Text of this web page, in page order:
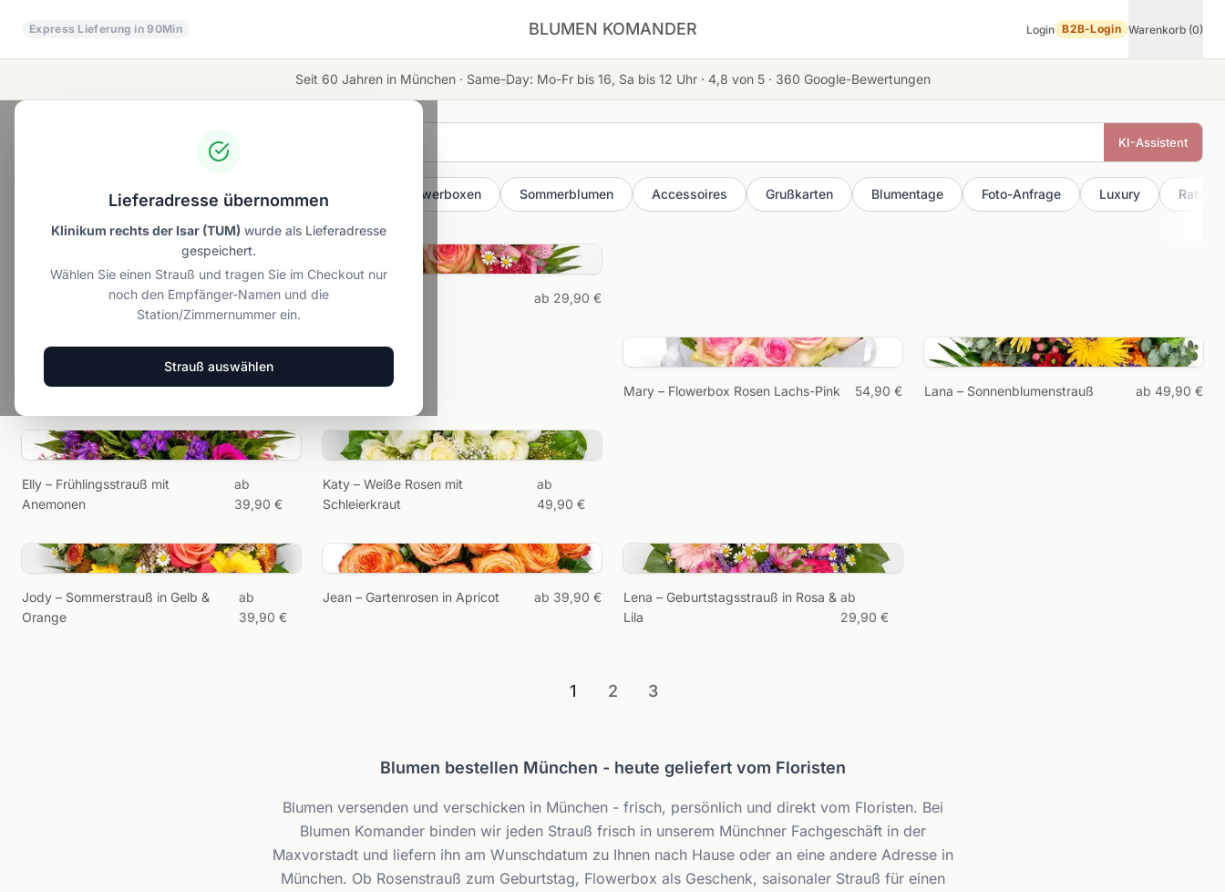
Express Lieferung in 90Min BLUMEN KOMANDER Login B2B-Login Warenkorb (0)
Seit 60 Jahren in München · Same-Day: Mo-Fr bis 16, Sa bis 12 Uhr · 4,8 von 5 · 360 Google-Bewertungen
Lieferadresse übernommen
Klinikum rechts der Isar (TUM) wurde als Lieferadresse
gespeichert.
Wählen Sie einen Strauß und tragen Sie im Checkout nur
noch den Empfänger-Namen und die
Station/Zimmernummer ein.
Strauß auswählen
KI-Assistent
Unser Angebot Alle Blumen Rosensträuße Flowerboxen Sommerblumen Accessoires Grußkarten Blumentage Foto-Anfrage Luxury
ab 20,00 € Kate ab 29,90 €
Nomi – Rote Rosen klassisch ab 49,90 €
erinnern,
Sie
schenken.
Wunschdaten speichern und wir erinnern
Sie rechtzeitig an Ihre Blumengrüße.
Mary – Flowerbox Rosen Lachs-Pink 54,90 € Lana – Sonnenblumenstrauß ab 49,90 €
Elly – Frühlingsstrauß mit
Anemonen
ab
39,90 €
Katy – Weiße Rosen mit
Schleierkraut
ab
49,90 €
Jody – Sommerstrauß in Gelb &
Orange
ab
39,90 €
Jean – Gartenrosen in Apricot ab 39,90 €
Lena – Geburtstagsstrauß in Rosa &
Lila
ab
29,90 €
1 2 3
Blumen bestellen München - heute geliefert vom Floristen
Blumen versenden und verschicken in München - frisch, persönlich und direkt vom Floristen. Bei
Blumen Komander binden wir jeden Strauß frisch in unserem Münchner Fachgeschäft in der
Maxvorstadt und liefern ihn am Wunschdatum zu Ihnen nach Hause oder an eine andere Adresse in
München. Ob Rosenstrauß zum Geburtstag, Flowerbox als Geschenk, saisonaler Strauß für einen